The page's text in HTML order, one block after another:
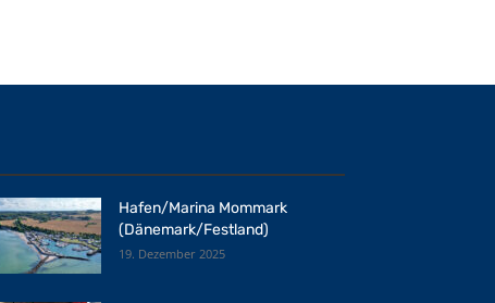
Hafen/Marina Mommark
(Dänemark/Festland)
19. Dezember 2025